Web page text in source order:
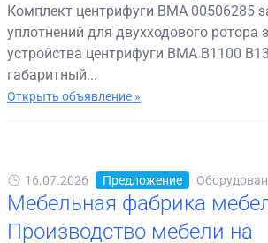
Комплект центрифуги BMA 00506285
уплотнений для двухходового ротора
устройства центрифуги BMA B1100
габаритный...
Открыть объявление »
16.07.2026 Предложение
Мебельная фабрика
Производство мебели на